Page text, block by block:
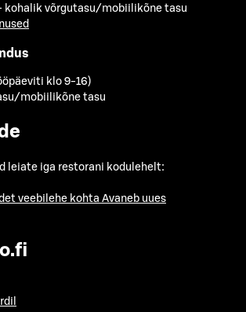
kohalik võrgutasu/mobiilikõne tasu
klo 9-16)
mobiilikõne tasu
leiate iga restorani kodulehelt:
veebilehe kohta Avaneb uues